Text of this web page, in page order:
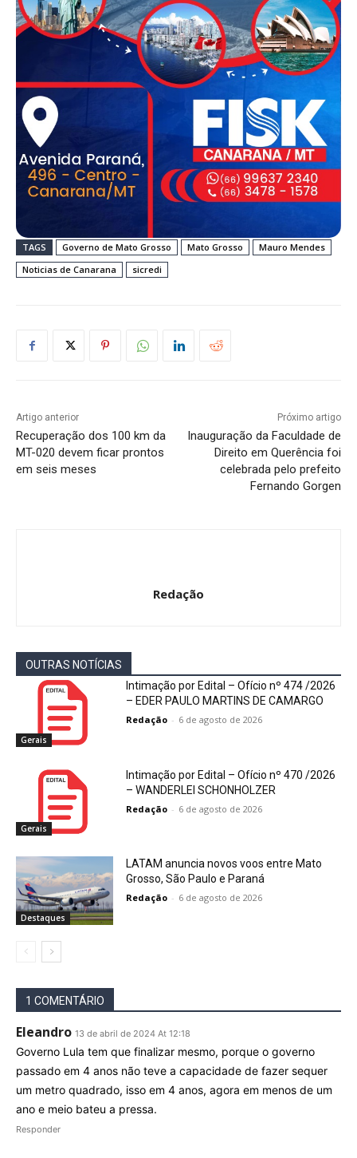
TAGS Governo de Mato Grosso Mato Grosso
Mauro Mendes
Noticias de Canarana
sicredi
Artigo anterior
Recuperação dos 100 km da
MT-020 devem ficar prontos
em seis meses
Próximo artigo
Inauguração da Faculdade de
Direito em Querência foi
celebrada pelo prefeito
Fernando Gorgen
Redação
OUTRAS NOTÍCIAS
Gerais
Intimação por Edital – Ofício nº 474 /2026
– EDER PAULO MARTINS DE CAMARGO
Redação - 6 de agosto de 2026
Gerais
Intimação por Edital – Ofício nº 470 /2026
– WANDERLEI SCHONHOLZER
Redação - 6 de agosto de 2026
Destaques
LATAM anuncia novos voos entre Mato
Grosso, São Paulo e Paraná
Redação - 6 de agosto de 2026
1 COMENTÁRIO
Eleandro 13 de abril de 2024 At 12:18
Governo Lula tem que finalizar mesmo, porque o governo
passado em 4 anos não teve a capacidade de fazer sequer
um metro quadrado, isso em 4 anos, agora em menos de um
ano e meio bateu a pressa.
Responder